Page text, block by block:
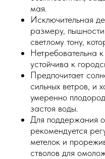
мая.
Исключительная
размеру, пышности
светлому тону,
Нетребовательна
устойчива к
Предпочитает
сильных ветров, и
умеренно
застоя воды.
Для поддержания
рекомендуется
метелок и
стволов для